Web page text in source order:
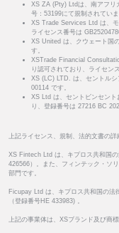
XS ZA (Pty) Ltdは、南アフリ
号：53199にて規制されてい
XS Trade Services Ltd は、モ
ライセンス番号は
XS United は、クウェート国
す。
XSTrade Financial
り認可されており、ライセン
XS (LC) LTD. は、セントル
00114 です。
XS Ltd は、セントビンセント
り、登録番号は 27216 BC
上記ライセンス、規制、法的文書の詳
XS Fintech Ltd は、キプロス共和国
426566）。また、フィンテック・ソ
部門です。
Ficupay Ltd は、キプロス共和国の法
（登録番号HE 433983) 。
上記の事業体は、XSブランド及び商